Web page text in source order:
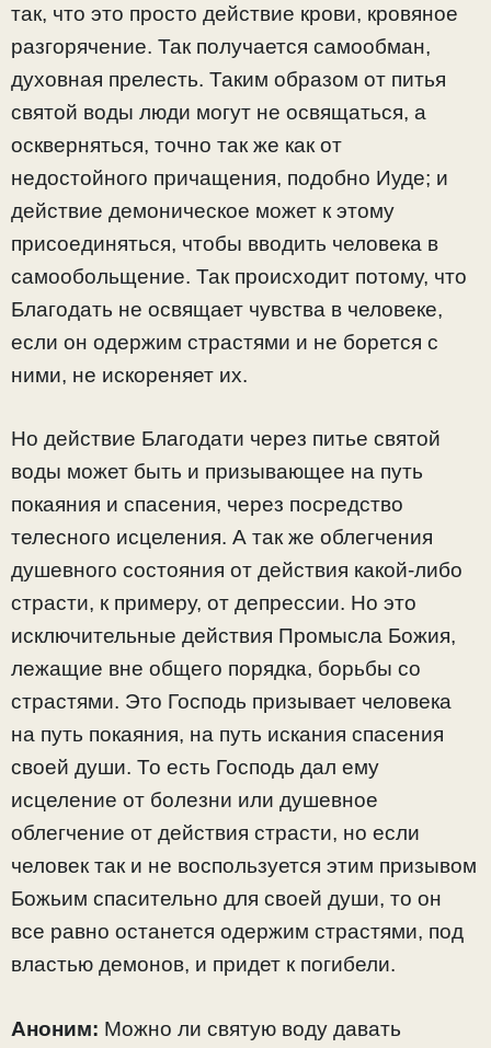
так, что это просто действие крови, кровяное
разгорячение. Так получается самообман,
духовная прелесть. Таким образом от питья
святой воды люди могут не освящаться, а
оскверняться, точно так же как от
недостойного причащения, подобно Иуде; и
действие демоническое может к этому
присоединяться, чтобы вводить человека в
самообольщение. Так происходит потому, что
Благодать не освящает чувства в человеке,
если он одержим страстями и не борется с
ними, не искореняет их.
Но действие Благодати через питье святой
воды может быть и призывающее на путь
покаяния и спасения, через посредство
телесного исцеления. А так же облегчения
душевного состояния от действия какой-либо
страсти, к примеру, от депрессии. Но это
исключительные действия Промысла Божия,
лежащие вне общего порядка, борьбы со
страстями. Это Господь призывает человека
на путь покаяния, на путь искания спасения
своей души. То есть Господь дал ему
исцеление от болезни или душевное
облегчение от действия страсти, но если
человек так и не воспользуется этим призывом
Божьим спасительно для своей души, то он
все равно останется одержим страстями, под
властью демонов, и придет к погибели.
Аноним: Можно ли святую воду давать